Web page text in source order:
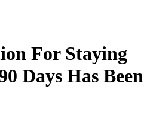
For Staying
Days Has Been